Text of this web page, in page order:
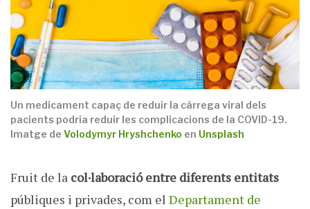
Un medicament capaç de reduir la càrrega viral dels
pacients podria reduir les complicacions de la COVID-19.
Imatge de Volodymyr Hryshchenko en Unsplash
Fruit de la col·laboració entre diferents entitats
públiques i privades, com el Departament de